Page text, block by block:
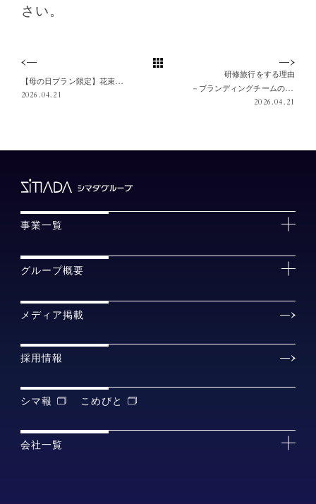
さい。
【母の日プラン限定】花束のような特別なケーキ「フレジエ アン フルール」を提供｜ホテル&レジデンス六本木
2026.04.21
研修旅行をする理由
－ブランディングチームの没入！アートな「たび」－
2026.04.21
事業一覧
グループ概要
メディア掲載
採用情報
シマ報 こめびと
会社一覧